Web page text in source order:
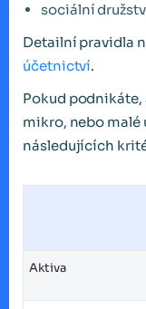
sociální
Detailní pravidla
účetnictví.
Pokud podnikáte,
mikro, nebo malé
následujících
Aktiva